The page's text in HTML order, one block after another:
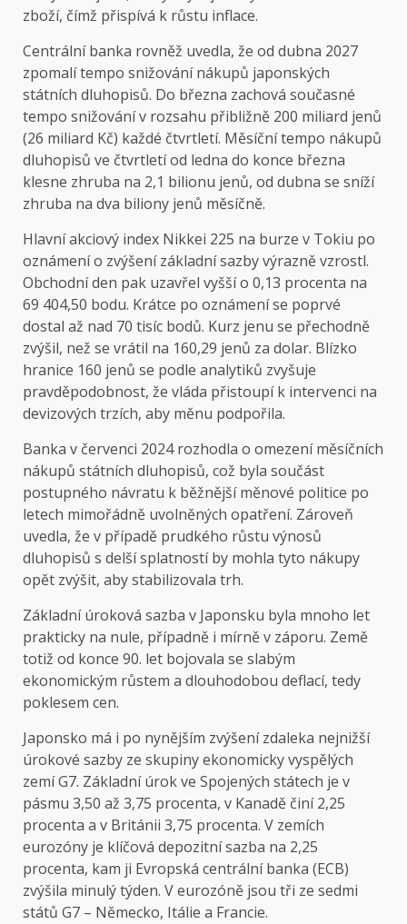
zboží, čímž přispívá k růstu inflace.
Centrální banka rovněž uvedla, že od dubna 2027
zpomalí tempo snižování nákupů japonských
státních dluhopisů. Do března zachová současné
tempo snižování v rozsahu přibližně 200 miliard jenů
(26 miliard Kč) každé čtvrtletí. Měsíční tempo nákupů
dluhopisů ve čtvrtletí od ledna do konce března
klesne zhruba na 2,1 bilionu jenů, od dubna se sníží
zhruba na dva biliony jenů měsíčně.
Hlavní akciový index Nikkei 225 na burze v Tokiu po
oznámení o zvýšení základní sazby výrazně vzrostl.
Obchodní den pak uzavřel vyšší o 0,13 procenta na
69 404,50 bodu. Krátce po oznámení se poprvé
dostal až nad 70 tisíc bodů. Kurz jenu se přechodně
zvýšil, než se vrátil na 160,29 jenů za dolar. Blízko
hranice 160 jenů se podle analytiků zvyšuje
pravděpodobnost, že vláda přistoupí k intervenci na
devizových trzích, aby měnu podpořila.
Banka v červenci 2024 rozhodla o omezení měsíčních
nákupů státních dluhopisů, což byla součást
postupného návratu k běžnější měnové politice po
letech mimořádně uvolněných opatření. Zároveň
uvedla, že v případě prudkého růstu výnosů
dluhopisů s delší splatností by mohla tyto nákupy
opět zvýšit, aby stabilizovala trh.
Základní úroková sazba v Japonsku byla mnoho let
prakticky na nule, případně i mírně v záporu. Země
totiž od konce 90. let bojovala se slabým
ekonomickým růstem a dlouhodobou deflací, tedy
poklesem cen.
Japonsko má i po nynějším zvýšení zdaleka nejnižší
úrokové sazby ze skupiny ekonomicky vyspělých
zemí G7. Základní úrok ve Spojených státech je v
pásmu 3,50 až 3,75 procenta, v Kanadě činí 2,25
procenta a v Británii 3,75 procenta. V zemích
eurozóny je klíčová depozitní sazba na 2,25
procenta, kam ji Evropská centrální banka (ECB)
zvýšila minulý týden. V eurozóně jsou tři ze sedmi
států G7 – Německo, Itálie a Francie.